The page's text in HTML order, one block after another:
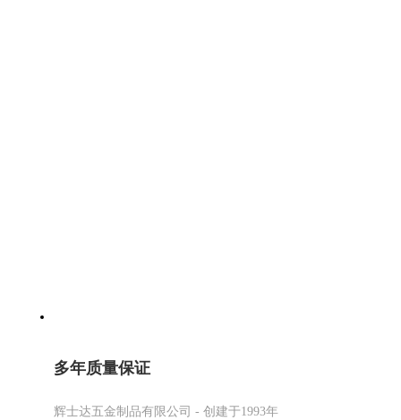
多年质量保证
辉士达五金制品有限公司 - 创建于1993年